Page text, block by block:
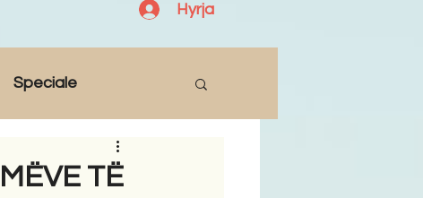
Hyrja
Speciale
TË